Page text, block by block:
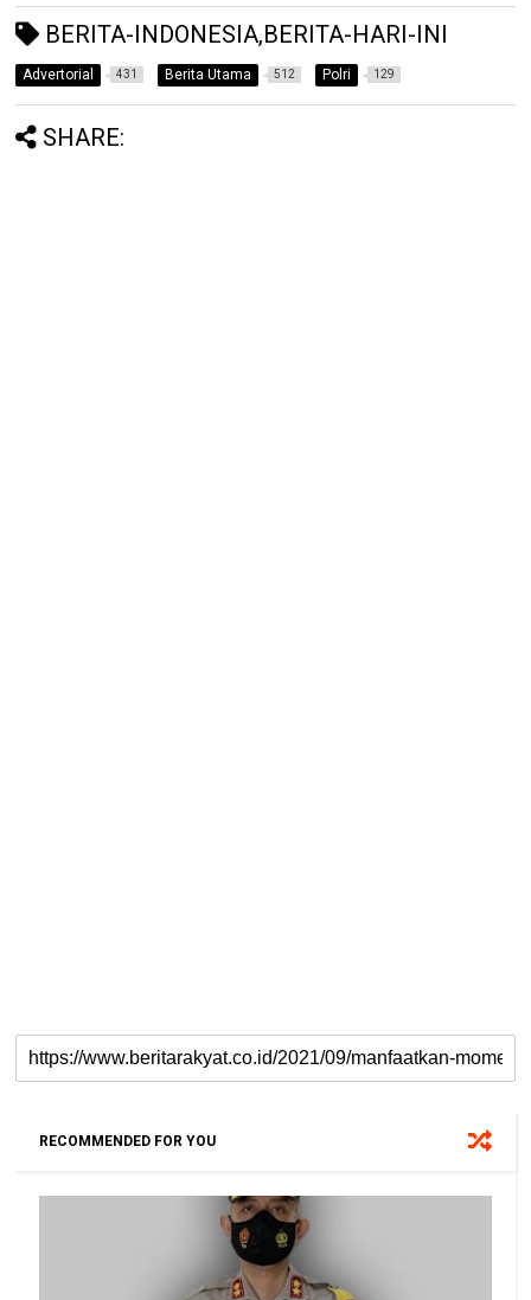
BERITA-INDONESIA,BERITA-HARI-INI
Advertorial 431 Berita Utama 512 Polri 129
SHARE:
RECOMMENDED FOR YOU